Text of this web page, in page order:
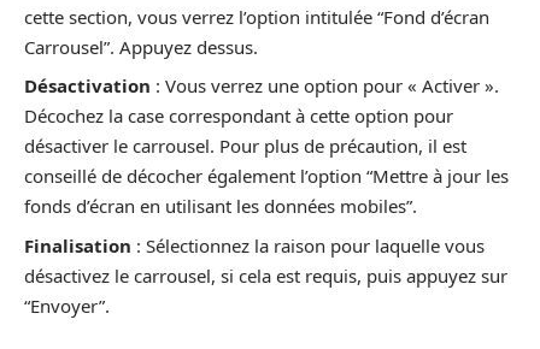
cette section, vous verrez l’option intitulée “Fond d’écran
Carrousel”. Appuyez dessus.
Désactivation : Vous verrez une option pour « Activer ».
Décochez la case correspondant à cette option pour
désactiver le carrousel. Pour plus de précaution, il est
conseillé de décocher également l’option “Mettre à jour les
fonds d’écran en utilisant les données mobiles”.
Finalisation : Sélectionnez la raison pour laquelle vous
désactivez le carrousel, si cela est requis, puis appuyez sur
“Envoyer”.